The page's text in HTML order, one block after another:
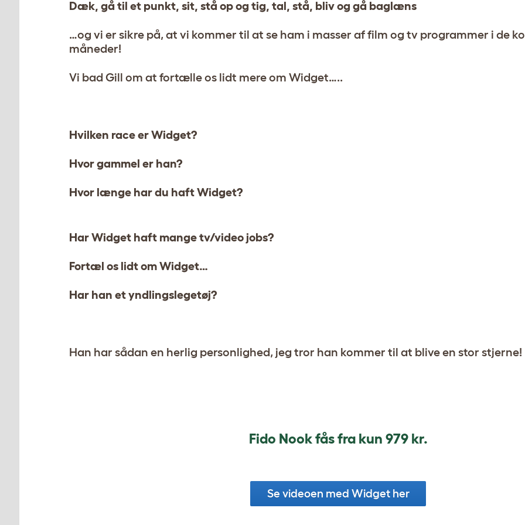
Dæk, gå til et punkt, sit, stå op og tig, tal, stå, bliv og gå baglæns
…og vi er sikre på, at vi kommer til at se ham i masser af film og tv programmer i de
måneder!
Vi bad Gill om at fortælle os lidt mere om Widget…..
Hvilken race er Widget?
Hvor gammel er han?
Hvor længe har du haft Widget?
Har Widget haft mange tv/video jobs?
Fortæl os lidt om Widget…
Har han et yndlingslegetøj?
Han har sådan en herlig personlighed, jeg tror han kommer til at blive en stor stjerne!
Fido Nook fås fra kun 979 kr.
Se videoen med Widget her